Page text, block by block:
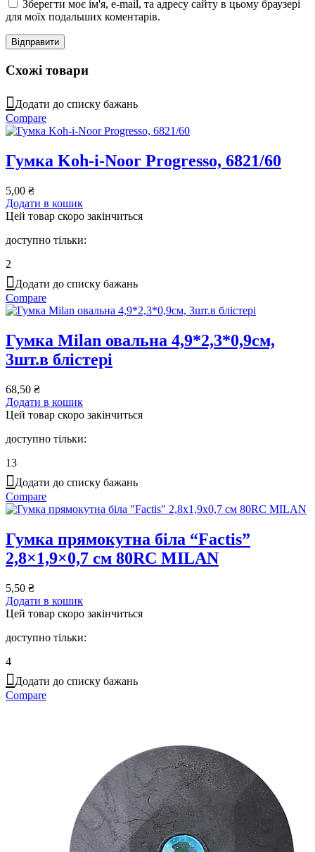
Зберегти моє ім'я, e-mail, та адресу сайту в цьому браузері
для моїх подальших коментарів.
Схожі товари
Додати до списку бажань
Compare
Гумка Koh-i-Noor Progresso, 6821/60
5,00 ₴
Додати в кошик
Цей товар скоро закінчиться
доступно тільки:
2
Додати до списку бажань
Compare
Гумка Milan овальна 4,9*2,3*0,9см,
3шт.в блістері
68,50 ₴
Додати в кошик
Цей товар скоро закінчиться
доступно тільки:
13
Додати до списку бажань
Compare
Гумка прямокутна біла “Factis”
2,8×1,9×0,7 см 80RC MILAN
5,50 ₴
Додати в кошик
Цей товар скоро закінчиться
доступно тільки:
4
Додати до списку бажань
Compare